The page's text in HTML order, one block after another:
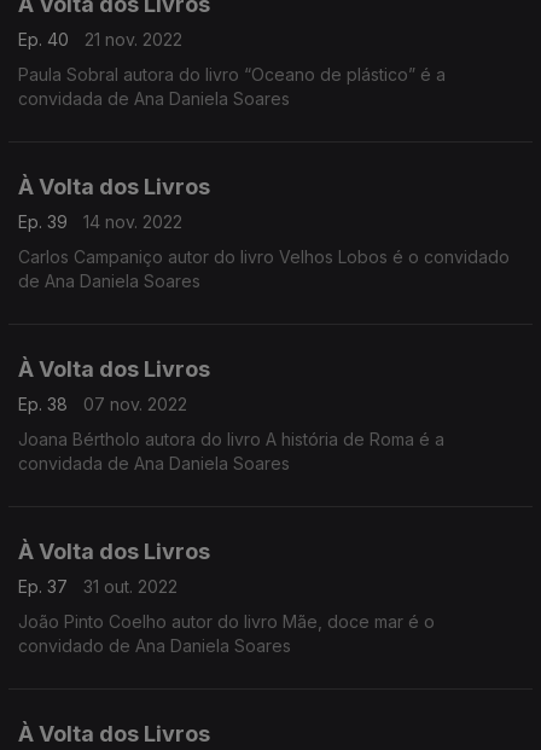
Ep. 40
21 nov. 2022
Paula Sobral autora do livro “Oceano de plástico” é a
convidada de Ana Daniela Soares
À Volta dos Livros
Ep. 39
14 nov. 2022
Carlos Campaniço autor do livro Velhos Lobos é o convidado
de Ana Daniela Soares
À Volta dos Livros
Ep. 38
07 nov. 2022
Joana Bértholo autora do livro A história de Roma é a
convidada de Ana Daniela Soares
À Volta dos Livros
Ep. 37
31 out. 2022
João Pinto Coelho autor do livro Mãe, doce mar é o
convidado de Ana Daniela Soares
À Volta dos Livros